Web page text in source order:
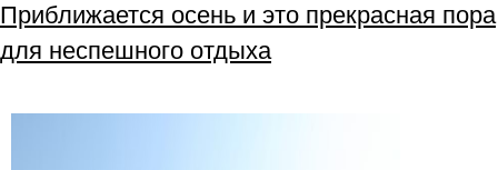
Приближается осень и это прекрасная пора
для неспешного отдыха